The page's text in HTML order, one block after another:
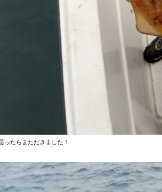
ったらまただきました！